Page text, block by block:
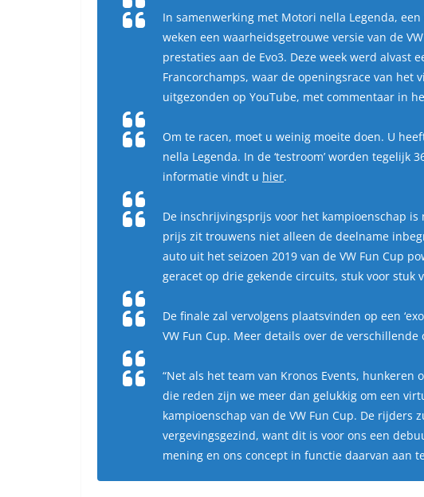
In samenwerking met Motori nella Legenda,
weken een waarheidsgetrouwe versie van de
prestaties aan de Evo3. Deze week werd alvast
Francorchamps, waar de openingsrace van
uitgezonden op YouTube, met commentaar in
Om te racen, moet u weinig moeite doen. U
nella Legenda. In de ‘testroom’ worden
informatie vindt u hier.
De inschrijvingsprijs voor het kampioenschap
prijs zit trouwens niet alleen de deelname
auto uit het seizoen 2019 van de VW Fun Cup
geracet op drie gekende circuits, stuk voor stuk
De finale zal vervolgens plaatsvinden op een
VW Fun Cup. Meer details over de
“Net als het team van Kronos Events,
die reden zijn we meer dan gelukkig om een
kampioenschap van de VW Fun Cup. De
vergevingsgezind, want dit is voor ons een
mening en ons concept in functie daarvan aan